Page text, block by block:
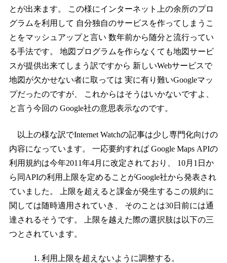
とが出来ます。 この様にインターネット上の余所のプロ
グラムを利用して 自分独自のサービスを作ってしまうこ
とをマッシュアップと言い 数年前から随分と流行ってい
る手法です。 地図プログラムを作らなくても地図サービ
スが提供出来てしまう訳ですから 新しいWebサービスで
地図が欠かせない者に取っては 実に有り難いGoogleマッ
プだったのですが、 これからはそうはいかないですよ、
と言う今回の Google社の意思表示なのです。
以上の様な訳でInternet Watchの記事は少し専門化向けの
内容になっています。 一応要約すれば Google Maps APIの
利用規約は今年2011年4月に改定されており、 10月1日か
ら同APIの利用上限を定めることがGoogle社から発表され
ていました。 上限を超えると課金が発生するこの規約に
関しては随時適用されていき、 そのことは30日前には通
達されるそうです。 上限を越えた際の選択肢は以下の三
つとされています。
利用上限を超えないように調整する。